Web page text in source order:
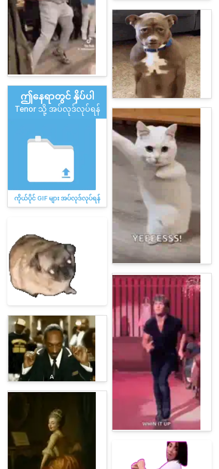
ဤနေရာတွင် နှိပ်ပါ
Tenor သို့ အပ်လုဒ်လုပ်ရန်
ကိုယ်ပိုင် GIF များ အပ်လုဒ်လုပ်ရန်